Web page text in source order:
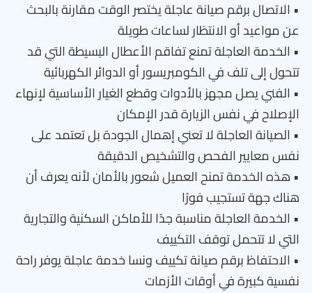
• الاتصال برقم صيانة عاجلة يختصر الوقت مقارنة بالبحث
عن مواعيد أو الانتظار لساعات طويلة
• الخدمة العاجلة تمنع تفاقم الأعطال البسيطة التي قد
تتحول إلى تلف في الكومبريسور أو الدوائر الكهربائية
• الفني يصل مجهز بالأدوات وقطع الغيار الأساسية لإنهاء
الإصلاح في نفس الزيارة قدر الإمكان
• الصيانة العاجلة لا تعني إهمال الجودة بل تعتمد على
نفس معايير الفحص والتشخيص الدقيقة
• هذه الخدمة تمنح العميل شعور بالأمان لأنه يعرف أن
هناك جهة تستجيب فورًا
• الخدمة العاجلة مناسبة جدًا للأماكن السكنية والتجارية
التي لا تتحمل توقف التكييف
• الاحتفاظ برقم صيانة تكييف ونسا خدمة عاجلة يوفر راحة
نفسية كبيرة في أوقات الأزمات